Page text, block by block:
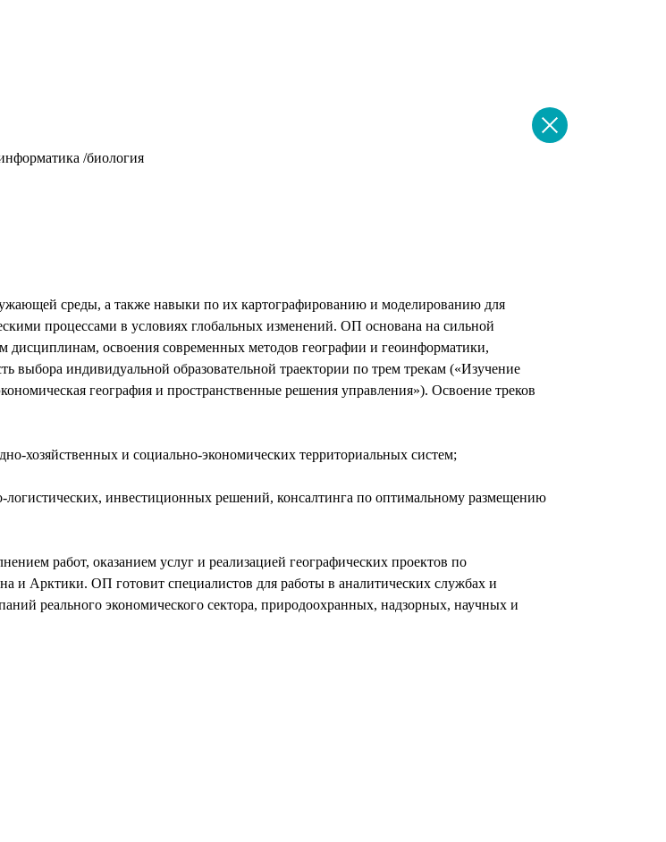
/биология
среды, а также навыки по их картографированию и моделированию для
процессами в условиях глобальных изменений. ОП основана на сильной
освоения современных методов географии и геоинформатики,
выбора индивидуальной образовательной траектории по трем трекам («Изучение
география и пространственные решения управления»). Освоение треков
хозяйственных и социально-экономических территориальных систем;
логистических, инвестиционных решений, консалтинга по оптимальному размещению
работ, оказанием услуг и реализацией географических проектов по
и Арктики. ОП готовит специалистов для работы в аналитических службах и
реального экономического сектора, природоохранных, надзорных, научных и